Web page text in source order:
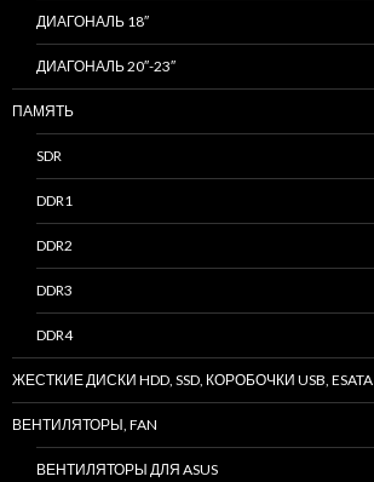
ДИАГОНАЛЬ 18″
ДИАГОНАЛЬ 20″-23″
ПАМЯТЬ
SDR
DDR1
DDR2
DDR3
DDR4
ЖЕСТКИЕ ДИСКИ HDD, SSD, КОРОБОЧКИ USB, ESATA
ВЕНТИЛЯТОРЫ, FAN
ВЕНТИЛЯТОРЫ ДЛЯ ASUS